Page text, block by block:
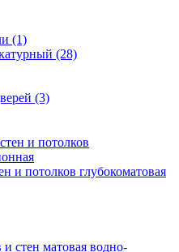
(1)
(28)
(3)
и потолков глубокоматовая